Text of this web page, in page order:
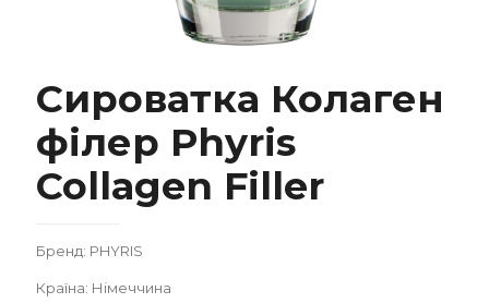
Сироватка Колаген
філер Phyris
Collagen Filler
Бренд: PHYRIS
Країна: Німеччина
Filler